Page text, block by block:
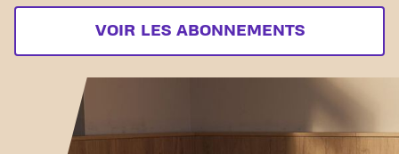
VOIR LES ABONNEMENTS